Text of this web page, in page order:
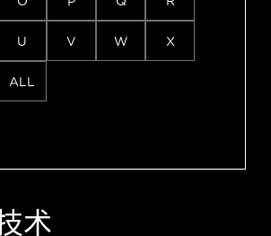
U V W X
ALL
术